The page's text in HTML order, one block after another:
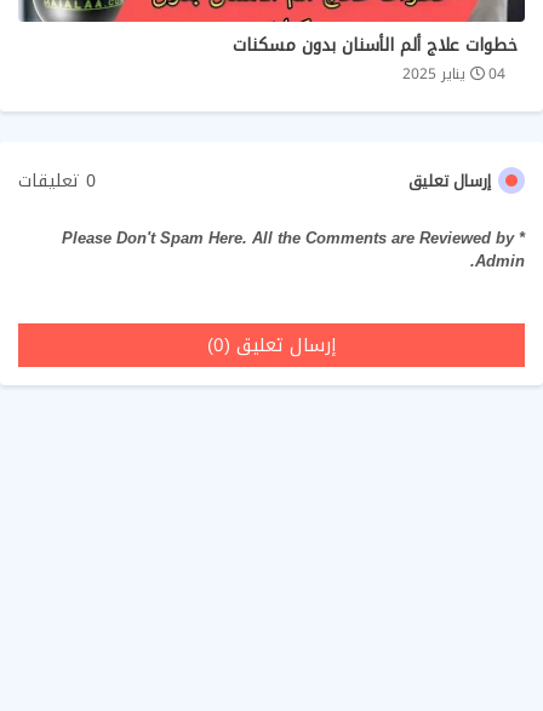
خطوات علاج ألم الأسنان بدون مسكنات
04 يناير 2025
إرسال تعليق 0 تعليقات
* Please Don't Spam Here. All the Comments are Reviewed by
Admin.
إرسال تعليق (0)